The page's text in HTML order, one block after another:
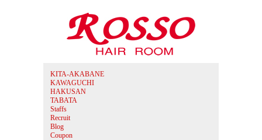
KITA-AKABANE
KAWAGUCHI
HAKUSAN
TABATA
Staffs
Recruit
Blog
Coupon